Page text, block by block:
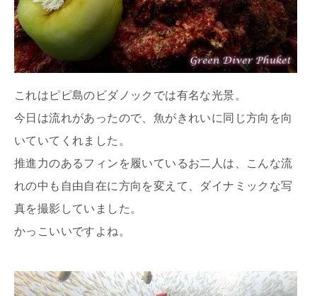
これはピピ島のビダノックでは有名な光景。
今日は流れがあったので、魚がきれいに同じ方向を向
いていてくれました。
推進力のあるフィンを履いているお二人は、こんな流
れの中も自由自在に方向を変えて、ダイナミックな写
真を撮影していました。
かっこいいですよね。